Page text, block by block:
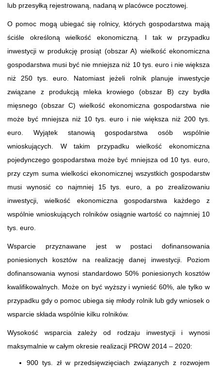
lub przesyłką rejestrowaną, nadaną w placówce pocztowej.
O pomoc mogą ubiegać się rolnicy, których gospodarstwa mają
ściśle określoną wielkość ekonomiczną. I tak w przypadku
inwestycji w produkcję prosiąt (obszar A) wielkość ekonomiczna
gospodarstwa musi być nie mniejsza niż 10 tys. euro i nie większa
niż 250 tys. euro. Natomiast jeżeli rolnik planuje inwestycje
związane z produkcją mleka krowiego (obszar B) czy bydła
mięsnego (obszar C) wielkość ekonomiczna gospodarstwa nie
może być mniejsza niż 10 tys. euro i nie większa niż 200 tys.
euro. Wyjątek stanowią gospodarstwa osób wspólnie
wnioskujących. W takim przypadku wielkość ekonomiczna
pojedynczego gospodarstwa może być mniejsza od 10 tys. euro,
przy czym suma wielkości ekonomicznej wszystkich gospodarstw
musi wynosić co najmniej 15 tys. euro, a po zrealizowaniu
inwestycji, wielkość ekonomiczna gospodarstwa każdego z
wspólnie wnioskujących rolników osiągnie wartość co najmniej 10
tys. euro.
Wsparcie przyznawane jest w postaci dofinansowania
poniesionych kosztów na realizację danej inwestycji. Poziom
dofinansowania wynosi standardowo 50% poniesionych kosztów
kwalifikowalnych. Może on być wyższy i wynieść 60%, ale tylko w
przypadku gdy o pomoc ubiega się młody rolnik lub gdy wniosek o
wsparcie składa wspólnie kilku rolników.
Wysokość wsparcia zależy od rodzaju inwestycji i wynosi
maksymalnie w całym okresie realizacji PROW 2014 – 2020:
900 tys. zł w przedsięwzięciach związanych z rozwojem